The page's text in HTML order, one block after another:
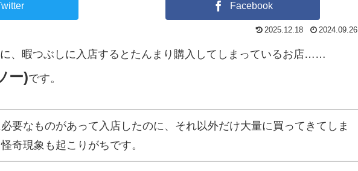
Facebook
2025.12.18 2024.09.26
、暇つぶしに入店するとたんまり購入してしまっているお店……
ー)です。
要なものがあって入店したのに、それ以外だけ大量に買ってきてしま
奇現象も起こりがちです。